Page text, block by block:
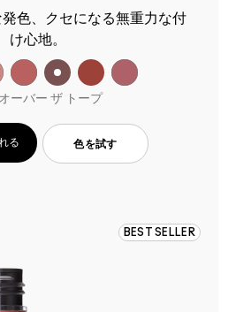
け心地。
ーバー ザ トープ
る 色を試す
BEST SELLER